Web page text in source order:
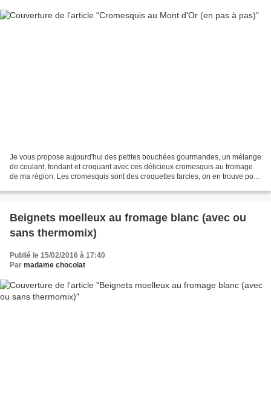
Je vous propose aujourd'hui des petites bouchées gourmandes, un mélange
de coulant, fondant et croquant avec ces délicieux cromesquis au fromage
de ma région. Les cromesquis sont des croquettes farcies, on en trouve pour
Beignets moelleux au fromage blanc (avec ou
sans thermomix)
Publié le 15/02/2016 à 17:40
Par madame chocolat